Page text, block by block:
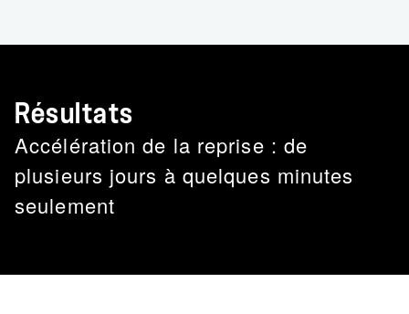
Résultats
Accélération de la reprise : de
plusieurs jours à quelques minutes
seulement